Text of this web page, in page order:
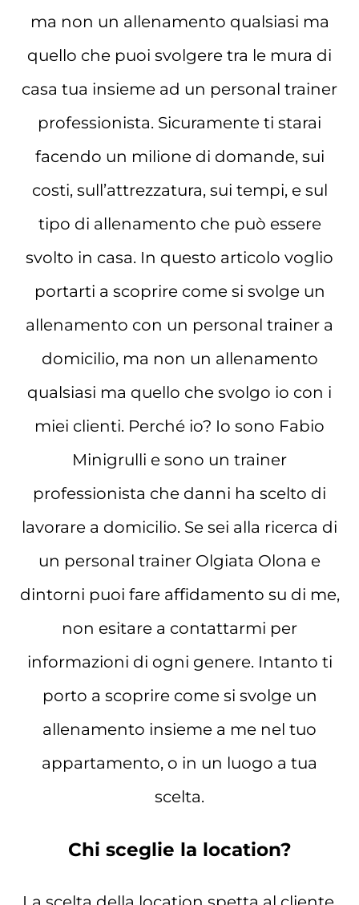
ma non un allenamento qualsiasi ma
quello che puoi svolgere tra le mura di
casa tua insieme ad un personal trainer
professionista. Sicuramente ti starai
facendo un milione di domande, sui
costi, sull’attrezzatura, sui tempi, e sul
tipo di allenamento che può essere
svolto in casa. In questo articolo voglio
portarti a scoprire come si svolge un
allenamento con un personal trainer a
domicilio, ma non un allenamento
qualsiasi ma quello che svolgo io con i
miei clienti. Perché io? Io sono Fabio
Minigrulli e sono un trainer
professionista che danni ha scelto di
lavorare a domicilio. Se sei alla ricerca di
un personal trainer Olgiata Olona e
dintorni puoi fare affidamento su di me,
non esitare a contattarmi per
informazioni di ogni genere. Intanto ti
porto a scoprire come si svolge un
allenamento insieme a me nel tuo
appartamento, o in un luogo a tua
scelta.
Chi sceglie la location?